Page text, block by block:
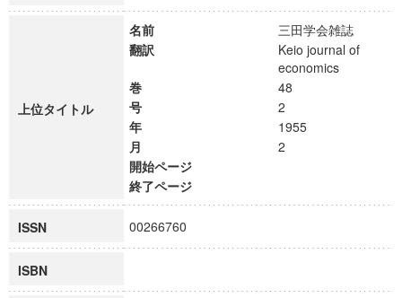
上位タイトル
名前
三田学会雑誌
翻訳
Keio journal of
economics
巻
48
号
2
年
1955
月
2
開始ページ
終了ページ
ISSN 00266760
ISBN